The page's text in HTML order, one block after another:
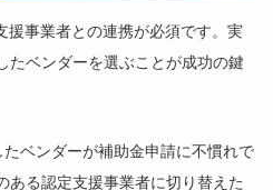
援事業者との連携が必須です。実
たベンダーを選ぶことが成功の鍵
ベンダーが補助金申請に不慣れで
ある認定支援事業者に切り替えた